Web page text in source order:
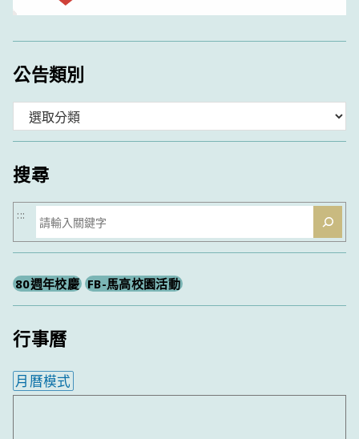
公告類別
類
搜尋
搜
尋
:::
80週年校慶 FB-馬高校園活動
行事曆
月曆模式